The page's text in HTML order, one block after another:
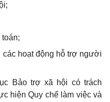
hoạt động hỗ trợ người
Bảo trợ xã hội có trách
hiện Quy chế làm việc và